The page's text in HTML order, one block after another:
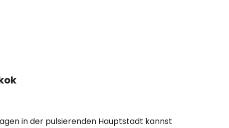
in der pulsierenden Hauptstadt kannst